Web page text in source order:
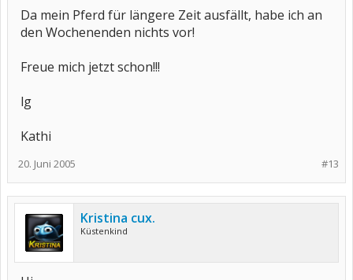
Da mein Pferd für längere Zeit ausfällt, habe ich an
den Wochenenden nichts vor!
Freue mich jetzt schon!!!
lg
Kathi
#13
20. Juni 2005
Kristina cux.
Küstenkind